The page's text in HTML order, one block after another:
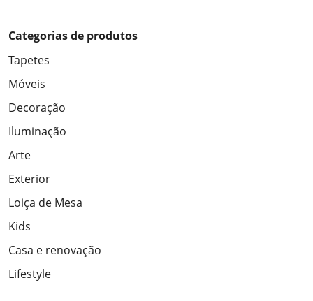
Categorias de produtos
Tapetes
Móveis
Decoração
Iluminação
Arte
Exterior
Loiça de Mesa
Kids
Casa e renovação
Lifestyle